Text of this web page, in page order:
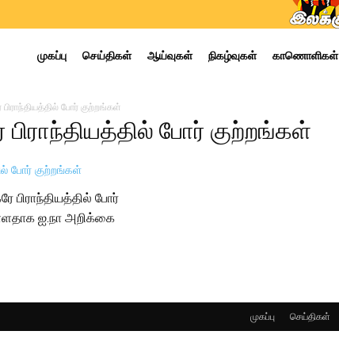
முகப்பு செய்திகள் ஆய்வுகள் நிகழ்வுகள் காணொளிகள்
பிராந்தியத்தில் போர் குற்றங்கள்
பிராந்தியத்தில் போர் குற்றங்கள்
பிராந்தியத்தில் போர்
ஐ.நா அறிக்கை
முகப்பு செய்திகள்